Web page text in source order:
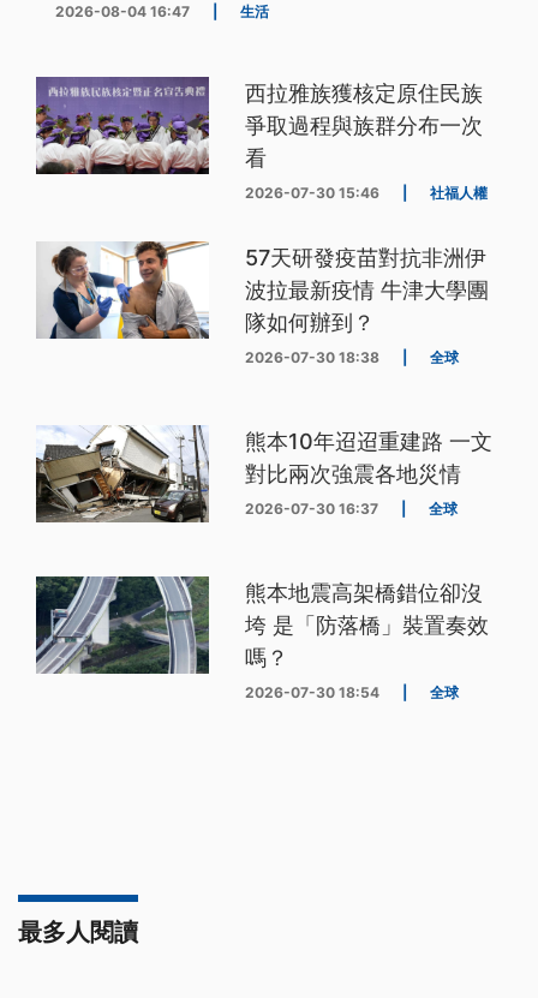
2026-08-04 16:47 生活
西拉雅族獲核定原住民族
爭取過程與族群分布一次
看
2026-07-30 15:46 社福人權
57天研發疫苗對抗非洲伊
波拉最新疫情 牛津大學團
隊如何辦到？
2026-07-30 18:38 全球
熊本10年迢迢重建路 一文
對比兩次強震各地災情
2026-07-30 16:37 全球
熊本地震高架橋錯位卻沒
垮 是「防落橋」裝置奏效
嗎？
2026-07-30 18:54 全球
最多人閱讀